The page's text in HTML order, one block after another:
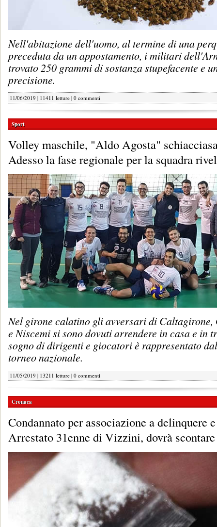
Nell'abitazione dell'uomo, al termine di una
preceduta da un appostamento, i militari
trovato 250 grammi di sostanza stupefacente e
precisione.
11/06/2019 | 11411 letture | 0 commenti
Sport
Volley maschile, "Aldo Agosta"
Adesso la fase regionale per la squadra
Nel girone calatino gli avversari di Caltagirone,
e Niscemi si sono dovuti arrendere in casa e in
sogno di dirigenti e giocatori è rappresentato
torneo nazionale.
11/05/2019 | 13211 letture | 0 commenti
Cronaca
Condannato per associazione a delinquere
Arrestato 31enne di Vizzini, dovrà